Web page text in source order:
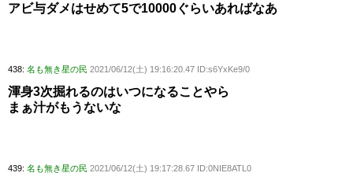
アビ与ダメはせめて5で10000ぐらいあればなあ
438: 名も無き星の民 2021/06/12(土) 19:16:20.47 ID:s6YxKe9/0
渾身3次掘れるのはいつになることやら
まぁ汁がもうないな
439: 名も無き星の民 2021/06/12(土) 19:17:28.67 ID:0NIE8ATL0